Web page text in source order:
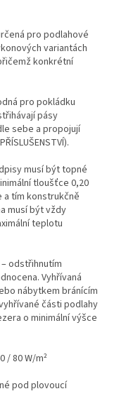
pro podlahové
variantách
konkrétní
pro pokládku
pásy
sebe a propojují
musí být topné
tloušťce 0,20
tím konstrukčně
musí být vždy
teplotu
odstřihnutím
Vyhřívaná
nábytkem bránícím
části podlahy
o minimální výšce
/ 80 W/m²
pod plovoucí